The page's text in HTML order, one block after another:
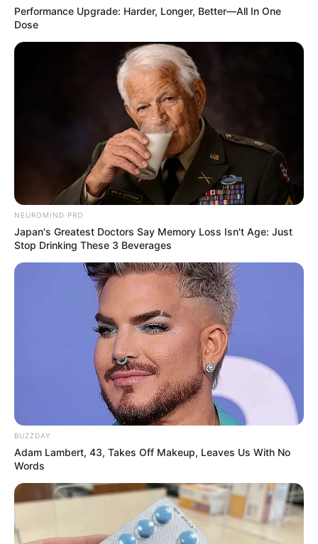
He Rewrote His Love Life In 15 Minutes—Wife's
DIRECTMAX
Weakness
How To Get An Erection Even After 60!
MEDVI
Performance Upgrade: Harder, Longer, Better—All In One
Dose
NEUROMIND PRO
Japan's Greatest Doctors Say Memory Loss Isn't Age: Just
Stop Drinking These 3 Beverages
BUZZDAY
Adam Lambert, 43, Takes Off Makeup, Leaves Us With No
Words